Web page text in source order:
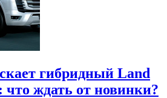
гибридный Land
что ждать от новинки?